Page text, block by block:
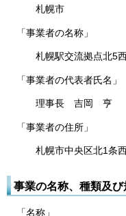
札幌市
「事業者の名称」
札幌駅交流拠点北5西1
「事業者の代表者氏名」
理事長 吉岡 亨
「事業者の住所」
札幌市中央区北1条西
事業の名称、種類及び
「名称」